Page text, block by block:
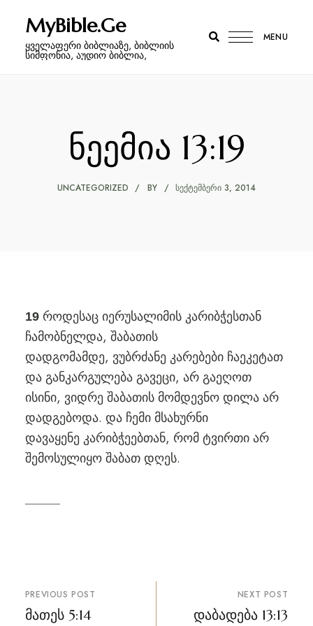
MyBible.Ge
ყველაფერი ბიბლიაზე, ბიბლიის
სიმფონია, აუდიო ბიბლია,
MENU
ნეემია 13:19
UNCATEGORIZED BY ᲡᲔᲥᲢᲔᲛᲑᲔᲠᲘ 3, 2014
19 როდესაც იერუსალიმის კარიბჭესთან
ჩამობნელდა, შაბათის
დადგომამდე, ვუბრძანე კარებები ჩაეკეტათ
და განკარგულება გავეცი, არ გაეღოთ
ისინი, ვიდრე შაბათის მომდევნო დილა არ
დადგებოდა. და ჩემი მსახურნი
დავაყენე კარიბჭეებთან, რომ ტვირთი არ
შემოსულიყო შაბათ დღეს.
პოსტის
ნავიგაცია
PREVIOUS POST
მათეს 5:14
NEXT POST
დაბადება 13:13